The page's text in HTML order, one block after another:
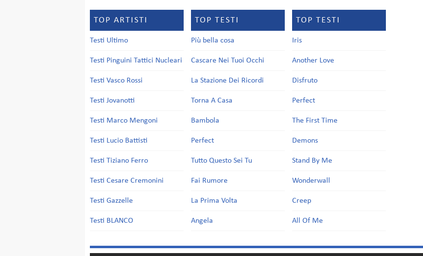
TOP ARTISTI
Testi Ultimo
Testi Pinguini Tattici Nucleari
Testi Vasco Rossi
Testi Jovanotti
Testi Marco Mengoni
Testi Lucio Battisti
Testi Tiziano Ferro
Testi Cesare Cremonini
Testi Gazzelle
Testi BLANCO
TOP TESTI
Più bella cosa
Cascare Nei Tuoi Occhi
La Stazione Dei Ricordi
Torna A Casa
Bambola
Perfect
Tutto Questo Sei Tu
Fai Rumore
La Prima Volta
Angela
TOP TESTI
Iris
Another Love
Disfruto
Perfect
The First Time
Demons
Stand By Me
Wonderwall
Creep
All Of Me